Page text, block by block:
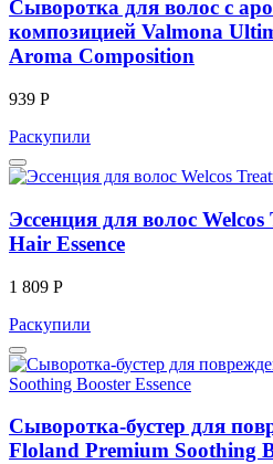
Сыворотка для волос с
композицией Valmona
Aroma Composition
939 Р
Раскупили
Эссенция для волос
Hair Essence
1 809 Р
Раскупили
Cыворотка-бустер для
Floland Premium Soothing